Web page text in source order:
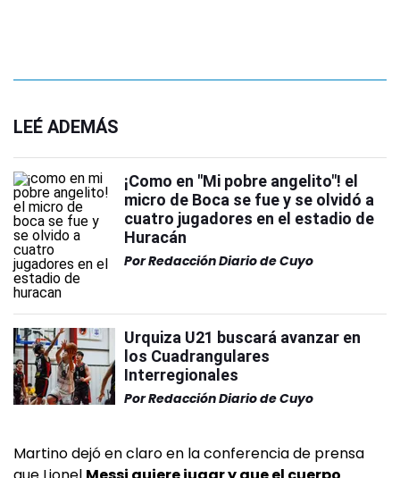
LEÉ ADEMÁS
¡Como en "Mi pobre angelito"! el
micro de Boca se fue y se olvidó a
cuatro jugadores en el estadio de
Huracán
PorRedacción Diario de Cuyo
Urquiza U21 buscará avanzar en
los Cuadrangulares
Interregionales
PorRedacción Diario de Cuyo
Martino dejó en claro en la conferencia de prensa